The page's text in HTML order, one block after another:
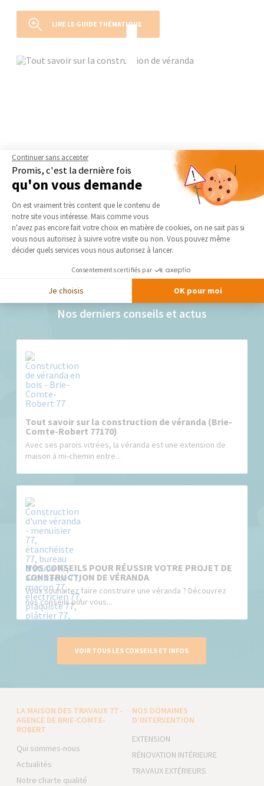
LIRE LE GUIDE THÉMATIQUE
Nos derniers conseils et actus
Tout savoir sur la construction de véranda (Brie-
Comte-Robert 77170)
Avec ses parois vitrées, la véranda est une extension de
maison à mi-chemin entre...
NOS CONSEILS POUR RÉUSSIR VOTRE PROJET DE
CONSTRUCTION DE VÉRANDA
Vous souhaitez faire construire une véranda ? Découvrez
nos conseils pour vous...
VOIR TOUS LES CONSEILS ET INFOS
LA MAISON DES TRAVAUX 77 -
AGENCE DE BRIE-COMTE-
ROBERT
Qui sommes-nous
Actualités
Notre charte qualité
NOS DOMAINES
D’INTERVENTION
EXTENSION
RÉNOVATION INTÉRIEURE
TRAVAUX EXTÉRIEURS
Continuer sans accepter
Promis, c'est la dernière fois
qu'on vous demande
Plateforme de Gestion du
On est vraiment très content que le contenu de
notre site vous intéresse. Mais comme vous
n'avez pas encore fait votre choix en matière de cookies, on ne sait pas si
vous nous autorisez à suivre votre visite ou non. Vous pouvez même
décider quels services vous nous autorisez à lancer.
Consentements certifiés par
Je choisis OK pour moi
Axeptio consent